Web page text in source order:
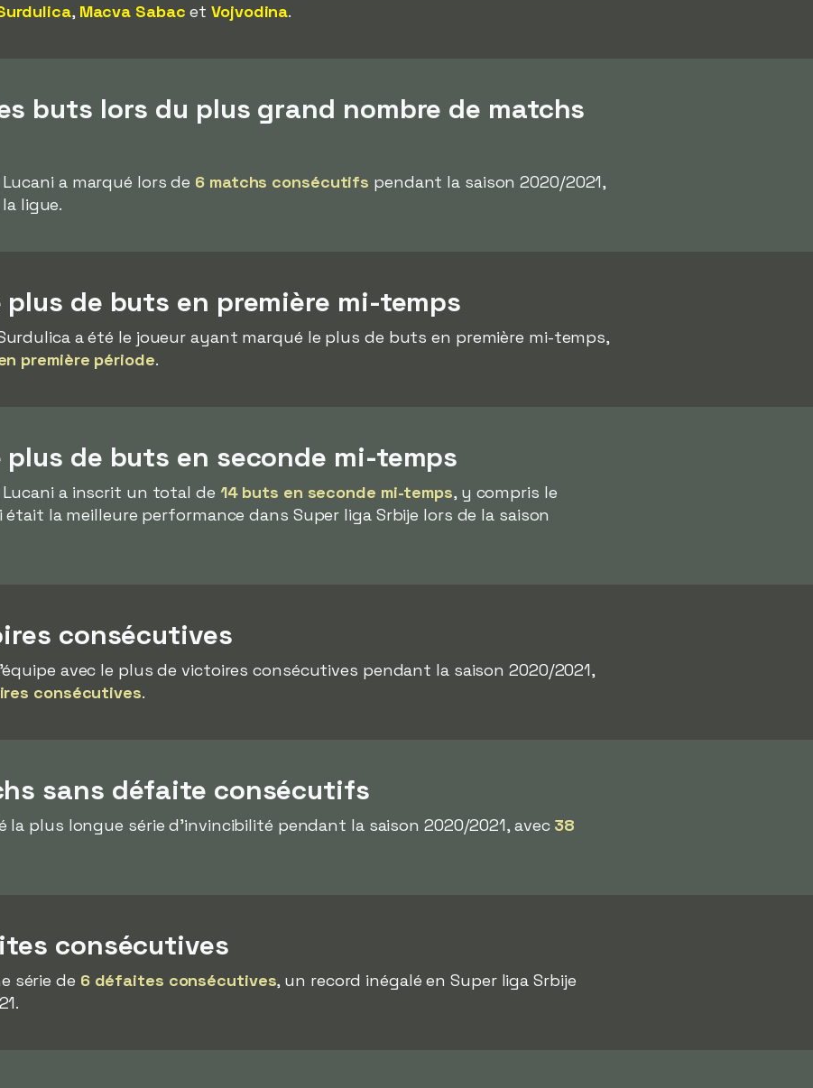
, Macva Sabac etVojvodina.
buts lors du plus grand nombre de matchs
a marqué lors de 6 matchs consécutifs pendant la saison 2020/2021,
ligue.
plus de buts en première mi-temps
a été le joueur ayant marqué le plus de buts en première mi-temps,
première période.
plus de buts en seconde mi-temps
a inscrit un total de 14 buts en seconde mi-temps, y compris le
la meilleure performance dans Super liga Srbije lors de la saison
consécutives
avec le plus de victoires consécutives pendant la saison 2020/2021,
consécutives.
sans défaite consécutifs
la plus longue série d'invincibilité pendant la saison 2020/2021, avec 38
consécutives
série de 6 défaites consécutives, un record inégalé en Super liga Srbije